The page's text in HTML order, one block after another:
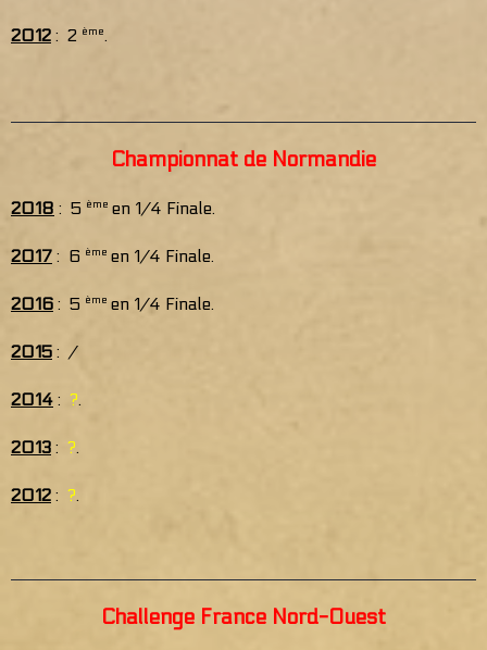
2012 : 2 ème.
Championnat de Normandie
2018 : 5 ème en 1/4 Finale.
2017 : 6 ème en 1/4 Finale.
2016 : 5 ème en 1/4 Finale.
2015 : /
2014 : ?.
2013 : ?.
2012 : ?.
Challenge France Nord-Ouest